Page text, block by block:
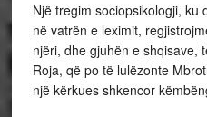
Një tregim sociopsikologji, ku
në vatrën e leximit,
njëri, dhe gjuhën e shqisave,
Roja, që po të lulëzonte
një kërkues shkencor